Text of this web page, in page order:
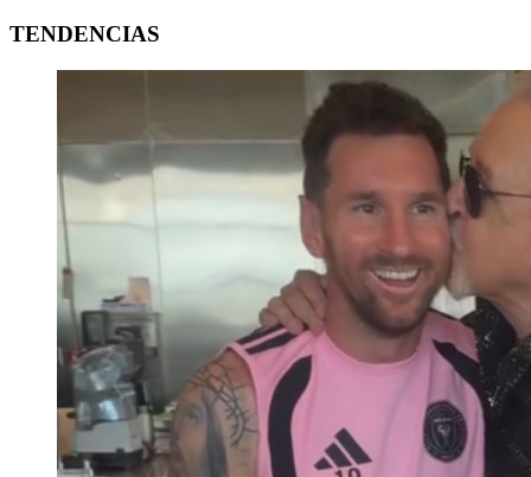
TENDENCIAS